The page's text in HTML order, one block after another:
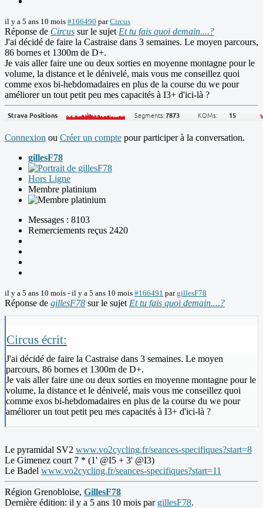
il y a 5 ans 10 mois #166490 parCircus
Réponse de Circus sur le sujet Et tu fais quoi demain....?
J'ai décidé de faire la Castraise dans 3 semaines. Le moyen parcours,
86 bornes et 1300m de D+.
Je vais aller faire une ou deux sorties en moyenne montagne pour le
volume, la distance et le dénivelé, mais vous me conseillez quoi
comme exos bi-hebdomadaires en plus de la course du we pour
améliorer un tout petit peu mes capacités à I3+ d'ici-là ?
Connexion ou Créer un compte pour participer à la conversation.
gillesF78
Hors Ligne
Membre platinium
Messages : 8103
Remerciements reçus 2420
il y a 5 ans 10 mois - il y a 5 ans 10 mois #166491 pargillesF78
Réponse de gillesF78 sur le sujet Et tu fais quoi demain....?
Circus écrit:
J'ai décidé de faire la Castraise dans 3 semaines. Le moyen
parcours, 86 bornes et 1300m de D+.
Je vais aller faire une ou deux sorties en moyenne montagne pour le
volume, la distance et le dénivelé, mais vous me conseillez quoi
comme exos bi-hebdomadaires en plus de la course du we pour
améliorer un tout petit peu mes capacités à I3+ d'ici-là ?
Le pyramidal SV2 www.vo2cycling.fr/seances-specifiques?start=8
Le Gimenez court 7 * (1' @I5 + 3' @I3)
Le Badel www.vo2cycling.fr/seances-specifiques?start=11
Région Grenobloise, GillesF78
Dernière édition: il y a 5 ans 10 mois par gillesF78.